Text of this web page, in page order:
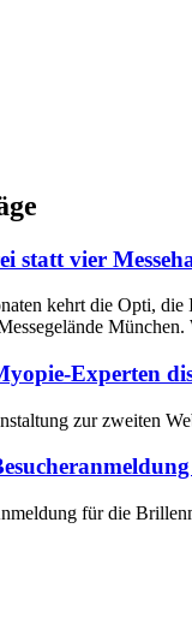
statt vier
kehrt die Opti, die
Experten
zur zweiten
für die